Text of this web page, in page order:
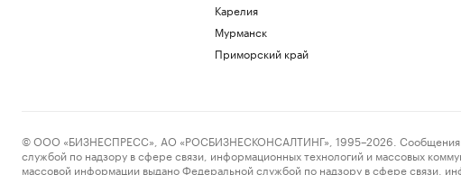
Карелия
Мурманск
Приморский край
© ООО «БИЗНЕСПРЕСС», АО «РОСБИЗНЕСКОНСАЛТИНГ», 1995–2026. Сообщения и
службой по надзору в сфере связи, информационных технологий и массовых
массовой информации выдано Федеральной службой по надзору в сфере связи,